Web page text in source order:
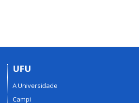
UFU
A Universidade
Campi